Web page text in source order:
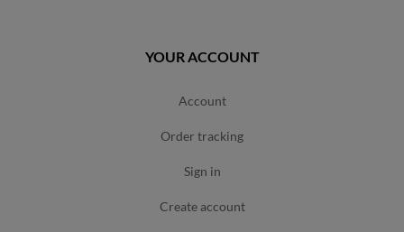
YOUR ACCOUNT
account
order tracking
sign in
create account